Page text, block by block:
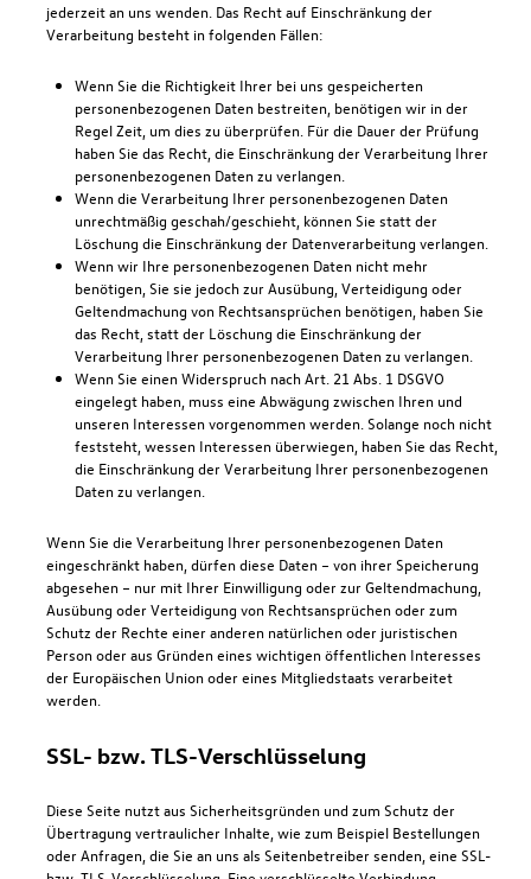
jederzeit an uns wenden. Das Recht auf Einschränkung der
Verarbeitung besteht in folgenden Fällen:
Wenn Sie die Richtigkeit Ihrer bei uns gespeicherten
personenbezogenen Daten bestreiten, benötigen wir in der
Regel Zeit, um dies zu überprüfen. Für die Dauer der Prüfung
haben Sie das Recht, die Einschränkung der Verarbeitung Ihrer
personenbezogenen Daten zu verlangen.
Wenn die Verarbeitung Ihrer personenbezogenen Daten
unrechtmäßig geschah/geschieht, können Sie statt der
Löschung die Einschränkung der Datenverarbeitung verlangen.
Wenn wir Ihre personenbezogenen Daten nicht mehr
benötigen, Sie sie jedoch zur Ausübung, Verteidigung oder
Geltendmachung von Rechtsansprüchen benötigen, haben Sie
das Recht, statt der Löschung die Einschränkung der
Verarbeitung Ihrer personenbezogenen Daten zu verlangen.
Wenn Sie einen Widerspruch nach Art. 21 Abs. 1 DSGVO
eingelegt haben, muss eine Abwägung zwischen Ihren und
unseren Interessen vorgenommen werden. Solange noch nicht
feststeht, wessen Interessen überwiegen, haben Sie das Recht,
die Einschränkung der Verarbeitung Ihrer personenbezogenen
Daten zu verlangen.
Wenn Sie die Verarbeitung Ihrer personenbezogenen Daten
eingeschränkt haben, dürfen diese Daten – von ihrer Speicherung
abgesehen – nur mit Ihrer Einwilligung oder zur Geltendmachung,
Ausübung oder Verteidigung von Rechtsansprüchen oder zum
Schutz der Rechte einer anderen natürlichen oder juristischen
Person oder aus Gründen eines wichtigen öffentlichen Interesses
der Europäischen Union oder eines Mitgliedstaats verarbeitet
werden.
SSL- bzw. TLS-Verschlüsselung
Diese Seite nutzt aus Sicherheitsgründen und zum Schutz der
Übertragung vertraulicher Inhalte, wie zum Beispiel Bestellungen
oder Anfragen, die Sie an uns als Seitenbetreiber senden, eine SSL-